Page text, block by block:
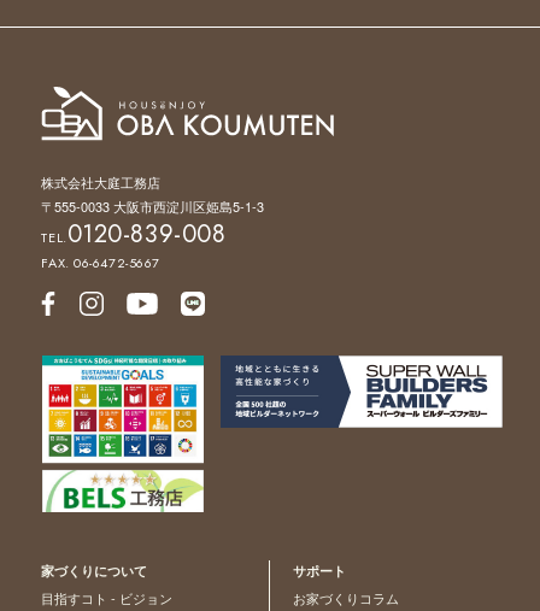
株式会社大庭工務店
〒555-0033 大阪市西淀川区姫島5-1-3
TEL.0120-839-008
FAX. 06-6472-5667
家づくりについて
目指すコト - ビジョン
サポート
お家づくりコラム